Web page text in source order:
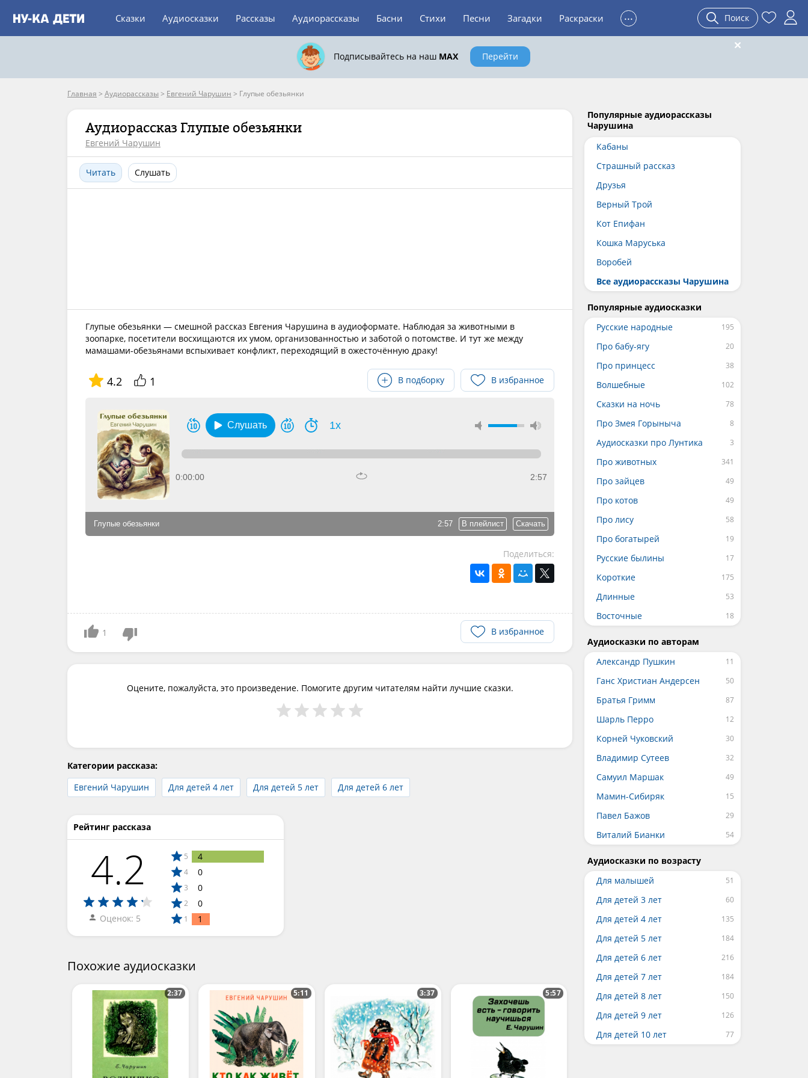
Сказки Аудиосказки Рассказы Аудиорассказы Басни Стихи Песни Загадки Раскраски ... Поиск
Подписывайтесь на наш MAX Перейти
Главная > Аудиорассказы > Евгений Чарушин > Глупые обезьянки
Аудиорассказ Глупые обезьянки
Евгений Чарушин
Читать Слушать
Глупые обезьянки — смешной рассказ Евгения Чарушина в аудиоформате. Наблюдая за животными в
зоопарке, посетители восхищаются их умом, организованностью и заботой о потомстве. И тут же между
мамашами-обезьянами вспыхивает конфликт, переходящий в ожесточённую драку!
4.2 1 В подборку В избранное
Слушать 1x
0:00:00 2:57
2:57 В плейлист Скачать
Глупые обезьянки
Поделиться:
1 В избранное
Оцените, пожалуйста, это произведение. Помогите другим читателям найти лучшие сказки.
Категории рассказа:
Евгений Чарушин
Для детей 4 лет Для детей 5 лет Для детей 6 лет
Рейтинг рассказа
4.2
Оценок: 5
5 4
4 0
3 0
2 0
1 1
Похожие аудиосказки
2:37 5:11 3:37 5:57
Популярные аудиорассказы
Чарушина
Кабаны
Страшный рассказ
Друзья
Верный Трой
Кот Епифан
Кошка Маруська
Воробей
Все аудиорассказы Чарушина
Популярные аудиосказки
Русские народные
Про бабу-ягу
Про принцесс
Волшебные
Сказки на ночь
Про Змея Горыныча
Аудиосказки про Лунтика
Про животных
Про зайцев
Про котов
Про лису
Про богатырей
Русские былины
Короткие
Длинные
Восточные
Аудиосказки по авторам
Александр Пушкин
Ганс Христиан Андерсен
Братья Гримм
Шарль Перро
Корней Чуковский
Владимир Сутеев
Самуил Маршак
Мамин-Сибиряк
Павел Бажов
Виталий Бианки
Аудиосказки по возрасту
Для малышей
Для детей 3 лет
Для детей 4 лет
Для детей 5 лет
Для детей 6 лет
Для детей 7 лет
Для детей 8 лет
Для детей 9 лет
Для детей 10 лет